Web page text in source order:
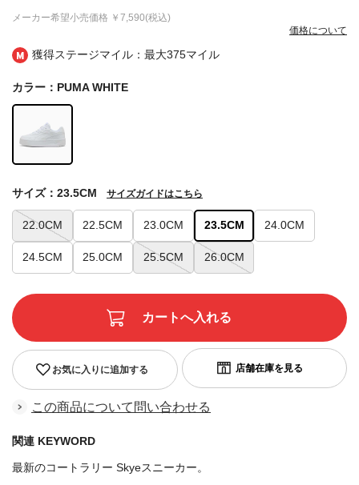
獲得ステージマイル：最大375マイル
メーカー希望小売価格 ￥7,590(税込)
価格について
カラー：PUMA WHITE
22.0CM 22.5CM 23.0CM 23.5CM 24.0CM
24.5CM 25.0CM 25.5CM 26.0CM
サイズ：23.5CM サイズガイドはこちら
お気に入りに追加する
この商品について問い合わせる
関連 KEYWORD
最新のコートラリー Skyeスニーカー。